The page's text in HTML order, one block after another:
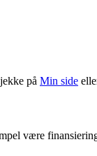
på Min side
være